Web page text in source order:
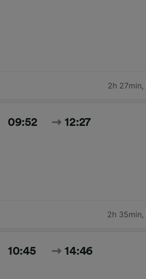
2h 27min,
09:52 12:27
2h 35min,
10:45 14:46